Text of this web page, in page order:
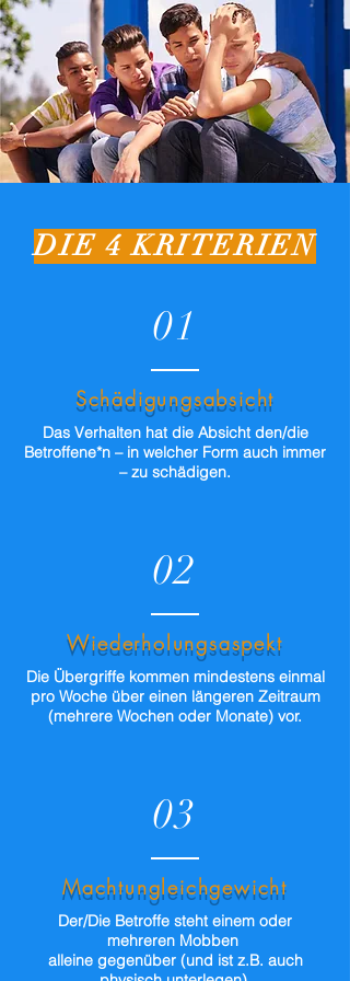
DIE 4 KRITERIEN
01
Schädigungsabsicht
Das Verhalten hat die Absicht den/die
Betroffene*n – in welcher Form auch immer
– zu schädigen.
02
Wiederholungsaspekt
Die Übergriffe kommen mindestens einmal
pro Woche über einen längeren Zeitraum
(mehrere Wochen oder Monate) vor.
03
Machtungleichgewicht
Der/Die Betroffe steht einem oder
mehreren Mobben
alleine gegenüber (und ist z.B. auch